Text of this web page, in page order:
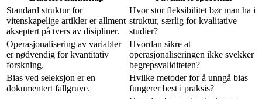
Standard struktur for
vitenskapelige artikler er allment
akseptert på tvers av disipliner.
Hvor stor fleksibilitet bør man ha i
struktur, særlig for kvalitative
studier?
Operasjonalisering av variabler
er nødvendig for kvantitativ
forskning.
Hvordan sikre at
operasjonaliseringen ikke svekker
begrepsvaliditeten?
Bias ved seleksjon er en
dokumentert fallgruve.
Hvilke metoder for å unngå bias
fungerer best i praksis?